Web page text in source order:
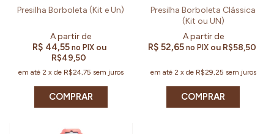
Presilha Borboleta (Kit e Un)
R$ 44,55 no PIX ou
R$49,50
em até 2 x de R$24,75 sem juros
COMPRAR
Presilha Borboleta Clássica
(Kit ou UN)
R$ 52,65no PIX ou R$58,50
em até 2 x de R$29,25 sem juros
COMPRAR